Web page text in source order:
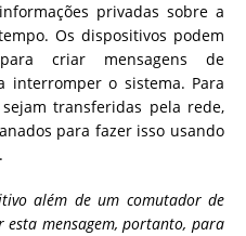
privadas sobre a
Os dispositivos podem
criar mensagens de
interromper o sistema. Para
transferidas pela rede,
para fazer isso usando
além de um comutador de
mensagem, portanto, para